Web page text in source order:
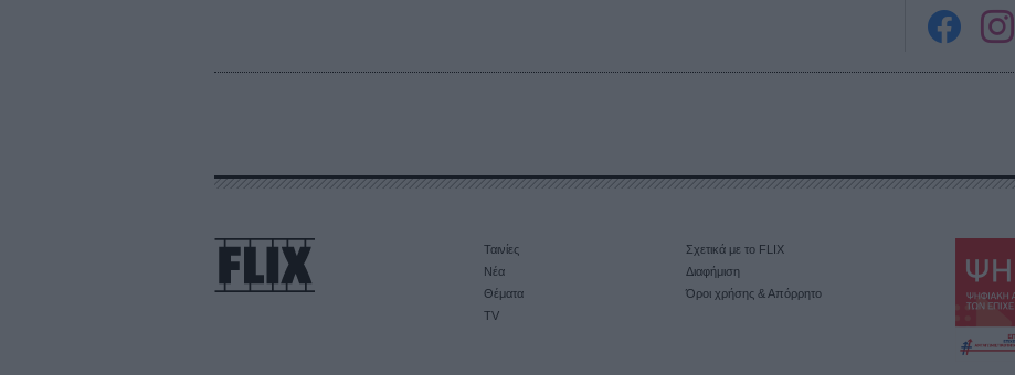
Ταινίες
Νέα
Θέματα
TV
Σχετικά με το FLIX
Διαφήμιση
Όροι χρήσης & Απόρρητο